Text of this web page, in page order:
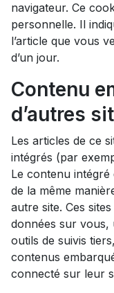
navigateur. Ce
personnelle. Il
l’article que vous
d’un jour.
Contenu
d’autres
Les articles de ce
intégrés (par
Le contenu intégré
de la même
autre site. Ces
données sur vous,
outils de suivis
contenus
connecté sur leur